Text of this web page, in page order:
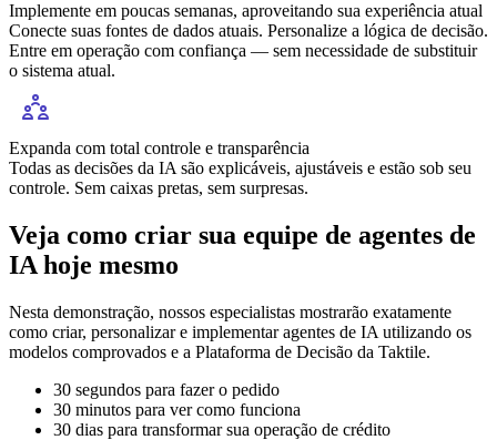
Implemente em poucas semanas, aproveitando sua experiência atual
Conecte suas fontes de dados atuais. Personalize a lógica de decisão.
Entre em operação com confiança — sem necessidade de substituir
o sistema atual.
Expanda com total controle e transparência
Todas as decisões da IA são explicáveis, ajustáveis e estão sob seu
controle. Sem caixas pretas, sem surpresas.
Veja como criar sua equipe de agentes de
IA hoje mesmo
Nesta demonstração, nossos especialistas mostrarão exatamente
como criar, personalizar e implementar agentes de IA utilizando os
modelos comprovados e a Plataforma de Decisão da Taktile.
30 segundos para fazer o pedido
30 minutos para ver como funciona
30 dias para transformar sua operação de crédito